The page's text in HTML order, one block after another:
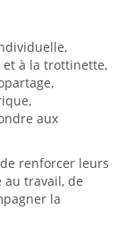
et à la trottinette,
aux
renforcer leurs
au travail, de
la